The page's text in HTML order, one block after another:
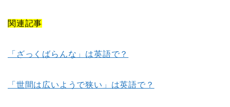
関連記事
「ざっくばらんな」は英語で？
「世間は広いようで狭い」は英語で？